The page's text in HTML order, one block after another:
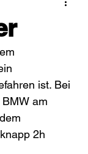
ist. Bei
am
2h